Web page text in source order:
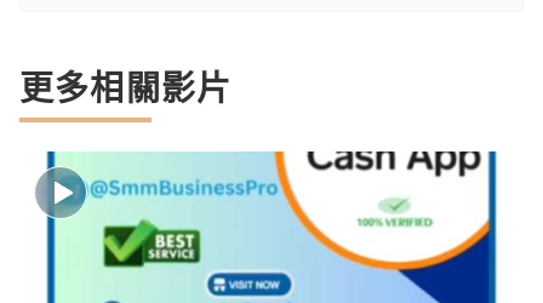
更多相關影片